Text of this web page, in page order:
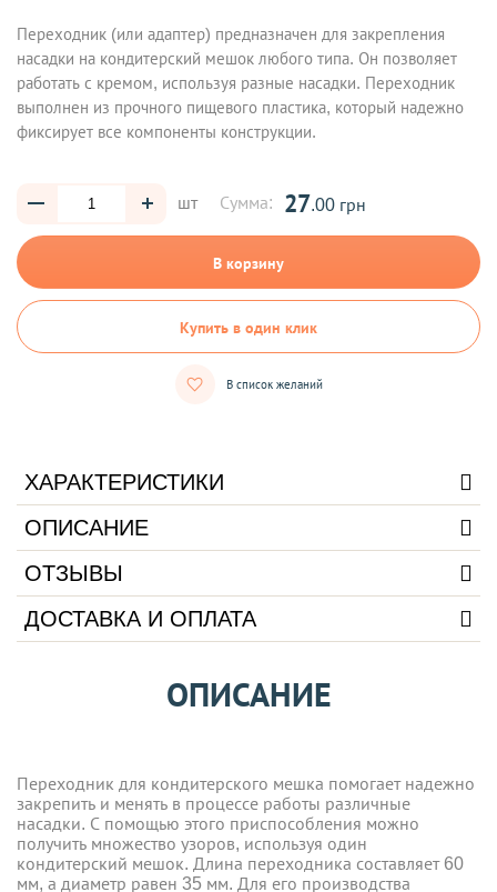
Переходник (или адаптер) предназначен для закрепления
насадки на кондитерский мешок любого типа. Он позволяет
работать с кремом, используя разные насадки. Переходник
выполнен из прочного пищевого пластика, который надежно
фиксирует все компоненты конструкции.
шт Сумма: 27.00 грн
В корзину
Купить в один клик
В список желаний
ХАРАКТЕРИСТИКИ
ОПИСАНИЕ
ОТЗЫВЫ
ДОСТАВКА И ОПЛАТА
ОПИСАНИЕ
Переходник для кондитерского мешка помогает надежно
закрепить и менять в процессе работы различные
насадки. С помощью этого приспособления можно
получить множество узоров, используя один
кондитерский мешок. Длина переходника составляет 60
мм, а диаметр равен 35 мм. Для его производства